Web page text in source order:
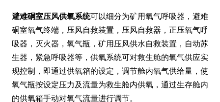
避难硐室压风供氧系统可以细分为矿用氧气呼吸器，避难
硐室氧气终端，压风自救装置，压风自救器，正压氧气呼
吸器，灭火器，氧气瓶，矿用压风供水自救装置，自动苏
生器，紧急呼吸器等，供氧系统可对救生舱的氧气供应实
现控制，即通过供氧箱的设定，调节舱内氧气供给量，使
氧气瓶按设定压力及流量为救生舱内供氧，通过生存舱内
的供氧箱手动对氧气流量进行调节。